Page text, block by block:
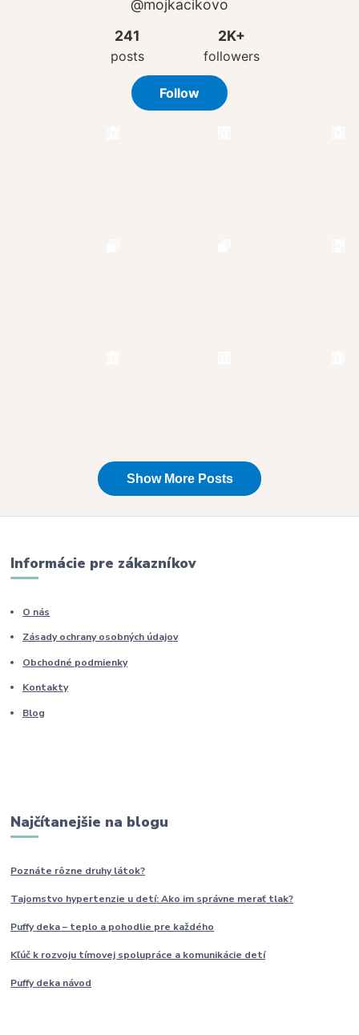
Informácie pre zákazníkov
O nás
Zásady ochrany osobných údajov
Obchodné podmienky
Kontakty
Blog
Najčítanejšie na blogu
Poznáte rôzne druhylátok?
Tajomstvo hypertenzie u detí: Ako im správne merať tlak?
Puffy deka – teplo a pohodlie pre každého
Kľúč k rozvoju tímovej spolupráce a komunikácie detí
Puffy deka návod